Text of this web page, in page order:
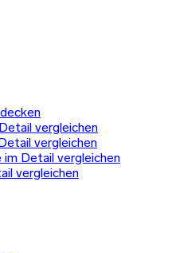
vergleichen
vergleichen
im Detail vergleichen
vergleichen